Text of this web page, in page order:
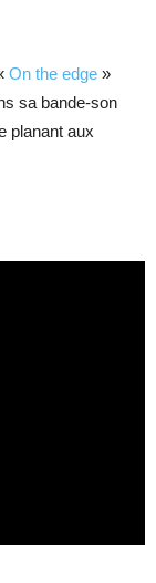
On the edge »
sa bande-son
planant aux